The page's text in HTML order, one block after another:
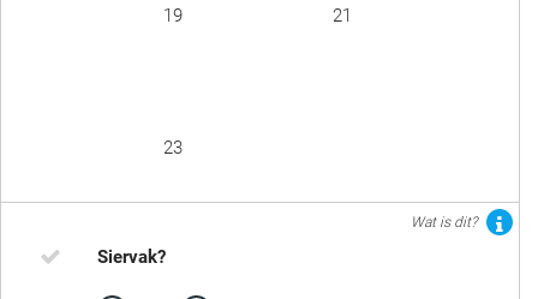
19 21
23
Wat is dit?
Siervak?